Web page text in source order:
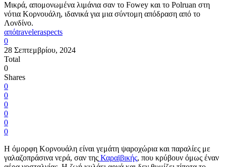
Μικρά, απομονωμένα λιμάνια σαν το Fowey και το Polruan στη
νότια Κορνουάλη, ιδανικά για μια σύντομη απόδραση από το
Λονδίνο.
απόtraveleraspects
0
28 Σεπτεμβρίου, 2024
Total
0
Shares
0
0
0
0
0
0
Η όμορφη Κορνουάλη είναι γεμάτη ψαροχώρια και παραλίες με
γαλαζοπράσινα νερά, σαν της Καραϊβικής, που κρύβουν όμως έναν ​​